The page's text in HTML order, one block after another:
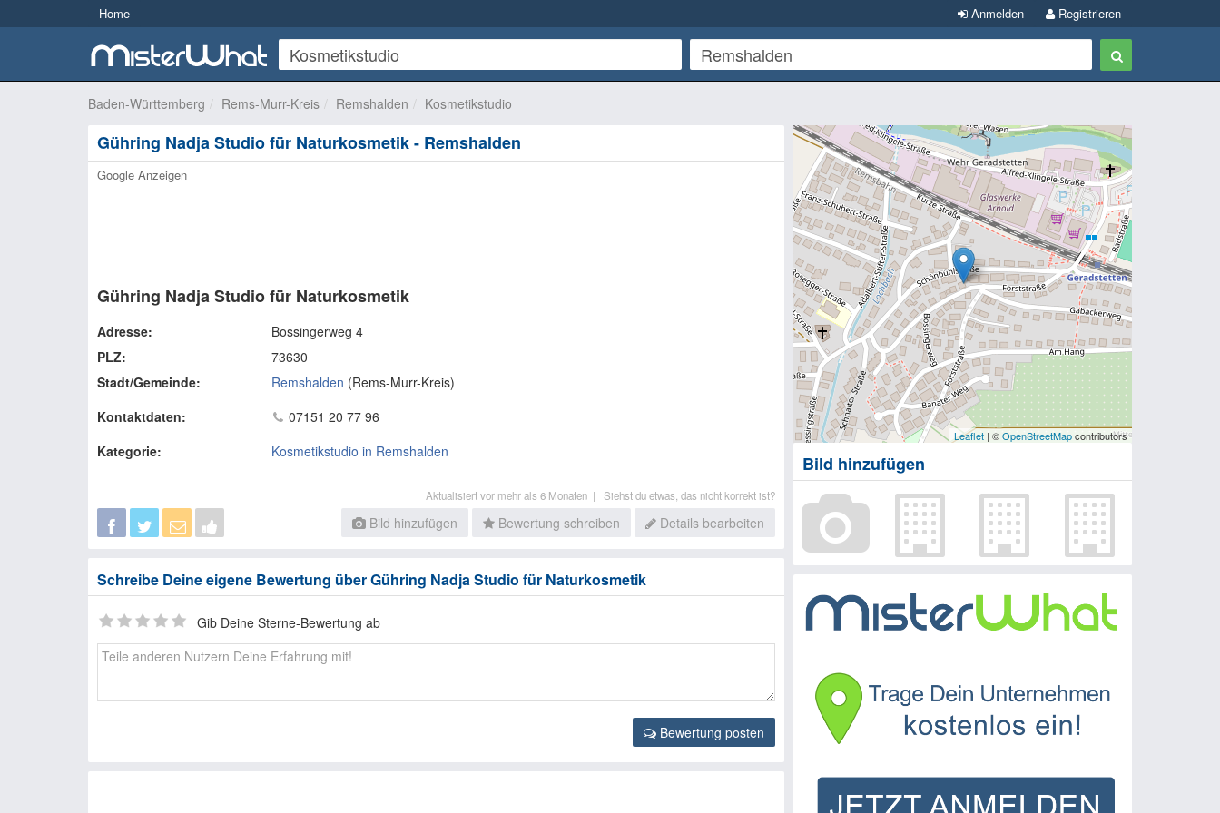
Home Registrieren
Anmelden
Baden-Württemberg Rems-Murr-Kreis Remshalden Kosmetikstudio
Gühring Nadja Studio für Naturkosmetik - Remshalden
Google Anzeigen
Gühring Nadja Studio für Naturkosmetik
Adresse:
Bossingerweg 4
PLZ:
73630
Stadt/Gemeinde:
Remshalden (Rems-Murr-Kreis)
Kontaktdaten:
07151 20 77 96
Kategorie:
Kosmetikstudio in Remshalden
Aktualisiert vor mehr als 6 Monaten | Siehst du etwas, das nicht korrekt ist?
Bild hinzufügen Bewertung schreiben Details bearbeiten
Schreibe Deine eigene Bewertung über Gühring Nadja Studio für Naturkosmetik
Gib Deine Sterne-Bewertung ab
Bewertung posten
Leaflet| ©OpenStreetMapcontributors
Bild hinzufügen